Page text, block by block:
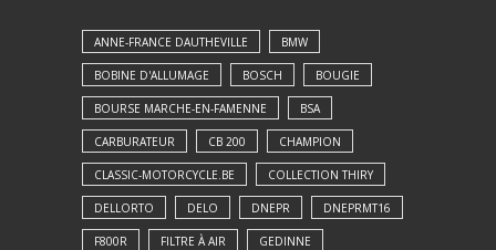
ANNE-FRANCE DAUTHEVILLE BMW
BOBINE D'ALLUMAGE BOSCH BOUGIE
BOURSE MARCHE-EN-FAMENNE BSA
CARBURATEUR CB 200 CHAMPION
CLASSIC-MOTORCYCLE.BE COLLECTION THIRY
DELLORTO DELO DNEPR DNEPRMT16
F800R FILTRE À AIR GEDINNE